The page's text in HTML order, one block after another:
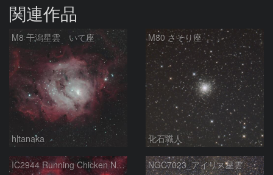
関連作品
M8 干潟星雲 いて座
hltanaka
M80 さそり座
化石職人
IC2944 Running Chicken Nebula NGC7023_アイリス星雲